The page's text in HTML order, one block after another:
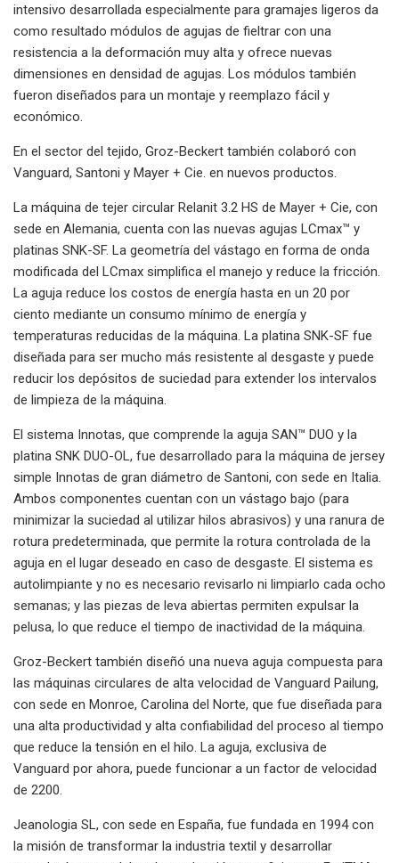
intensivo desarrollada especialmente para gramajes ligeros da
como resultado módulos de agujas de fieltrar con una
resistencia a la deformación muy alta y ofrece nuevas
dimensiones en densidad de agujas. Los módulos también
fueron diseñados para un montaje y reemplazo fácil y
económico.
En el sector del tejido, Groz-Beckert también colaboró ​​con
Vanguard, Santoni y Mayer + Cie. en nuevos productos.
La máquina de tejer circular Relanit 3.2 HS de Mayer + Cie, con
sede en Alemania, cuenta con las nuevas agujas LCmax™ y
platinas SNK-SF. La geometría del vástago en forma de onda
modificada del LCmax simplifica el manejo y reduce la fricción.
La aguja reduce los costos de energía hasta en un 20 por
ciento mediante un consumo mínimo de energía y
temperaturas reducidas de la máquina. La platina SNK-SF fue
diseñada para ser mucho más resistente al desgaste y puede
reducir los depósitos de suciedad para extender los intervalos
de limpieza de la máquina.
El sistema Innotas, que comprende la aguja SAN™ DUO y la
platina SNK DUO-OL, fue desarrollado para la máquina de jersey
simple Innotas de gran diámetro de Santoni, con sede en Italia.
Ambos componentes cuentan con un vástago bajo (para
minimizar la suciedad al utilizar hilos abrasivos) y una ranura de
rotura predeterminada, que permite la rotura controlada de la
aguja en el lugar deseado en caso de desgaste. El sistema es
autolimpiante y no es necesario revisarlo ni limpiarlo cada ocho
semanas; y las piezas de leva abiertas permiten expulsar la
pelusa, lo que reduce el tiempo de inactividad de la máquina.
Groz-Beckert también diseñó una nueva aguja compuesta para
las máquinas circulares de alta velocidad de Vanguard Pailung,
con sede en Monroe, Carolina del Norte, que fue diseñada para
una alta productividad y alta confiabilidad del proceso al tiempo
que reduce la tensión en el hilo. La aguja, exclusiva de
Vanguard por ahora, puede funcionar a un factor de velocidad
de 2200.
Jeanologia SL, con sede en España, fue fundada en 1994 con
la misión de transformar la industria textil y desarrollar